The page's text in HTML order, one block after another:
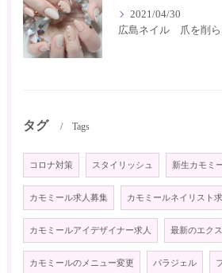
2021/04/30
広島ネイル 爪を削ら
タグ Tags
コロナ対策 スタイリッシュ 新生カモミ
カモミール求人募集 カモミールネイリスト求
カモミールアイデザイナー求人 最新のエク
カモミールのメニュー変更 パラジェル